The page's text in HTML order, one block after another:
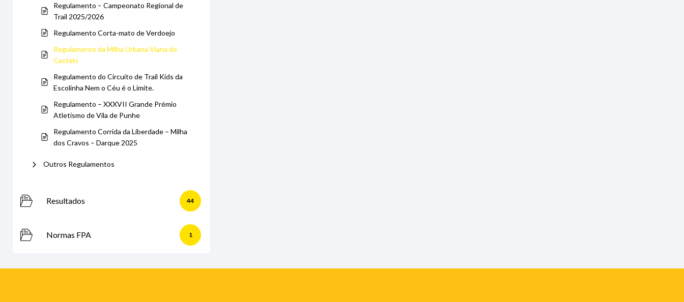
Regulamento – Campeonato Regional de
Trail 2025/2026
Regulamento Corta-mato de Verdoejo
Regulamento da Milha Urbana Viana do
Castelo
Regulamento do Circuito de Trail Kids da
Escolinha Nem o Céu é o Limite.
Regulamento – XXXVII Grande Prémio
Atletismo de Vila de Punhe
Regulamento Corrida da Liberdade – Milha
dos Cravos – Darque 2025
Outros Regulamentos
Resultados 44
Normas FPA 1